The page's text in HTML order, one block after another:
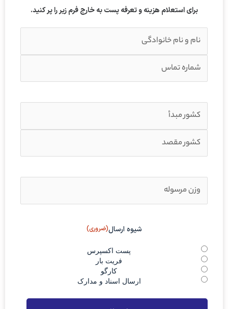
برای استعلام هزینه و تعرفه پست به خارج فرم زیر را پر کنید.
ل
ا
ض
و
)
ل
ا
ض
و
)
و
ن
ض
ور
شیوه ارسال(ضروری)
پست اکسپرس
فریت بار
کارگو
ارسال اسناد و مدارک